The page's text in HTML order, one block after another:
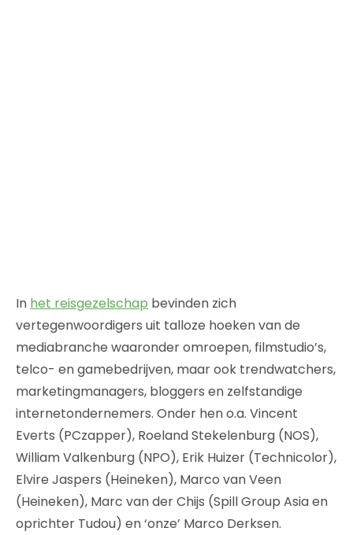
In het reisgezelschap bevinden zich
vertegenwoordigers uit talloze hoeken van de
mediabranche waaronder omroepen, filmstudio’s,
telco- en gamebedrijven, maar ook trendwatchers,
marketingmanagers, bloggers en zelfstandige
internetondernemers. Onder hen o.a. Vincent
Everts (PCzapper), Roeland Stekelenburg (NOS),
William Valkenburg (NPO), Erik Huizer (Technicolor),
Elvire Jaspers (Heineken), Marco van Veen
(Heineken), Marc van der Chijs (Spill Group Asia en
oprichter Tudou) en ‘onze’ Marco Derksen.